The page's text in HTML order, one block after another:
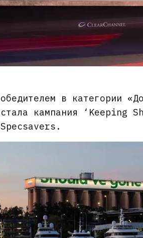
обедителем в категории
стала кампания ‘Keeping
Specsavers.